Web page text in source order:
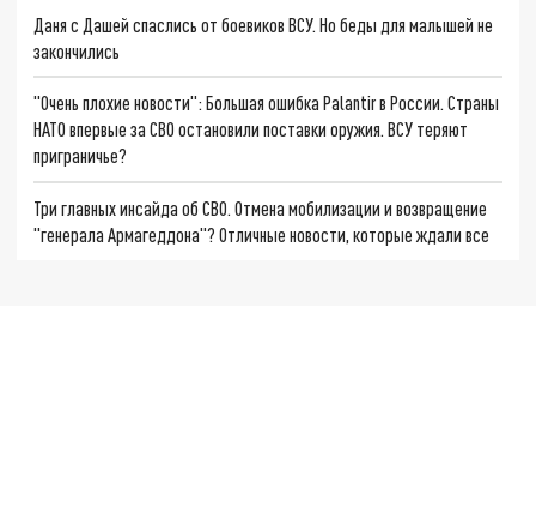
Даня с Дашей спаслись от боевиков ВСУ. Но беды для малышей не
закончились
"Очень плохие новости": Большая ошибка Palantir в России. Страны
НАТО впервые за СВО остановили поставки оружия. ВСУ теряют
приграничье?
Три главных инсайда об СВО. Отмена мобилизации и возвращение
"генерала Армагеддона"? Отличные новости, которые ждали все